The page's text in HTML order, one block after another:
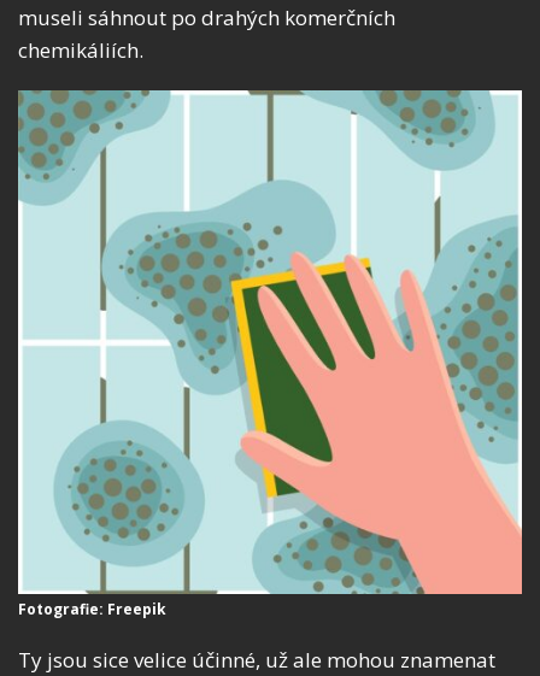
museli sáhnout po drahých komerčních
chemikáliích.
Fotografie: Freepik
Ty jsou sice velice účinné, už ale mohou znamenat